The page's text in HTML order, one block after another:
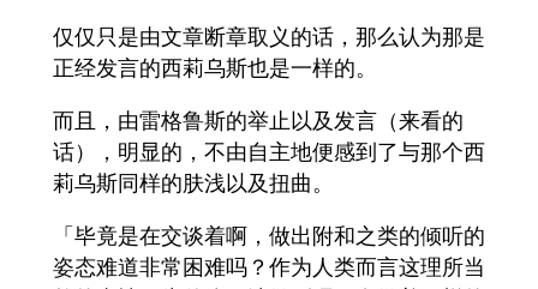
仅仅只是由文章断章取义的话，那么认为那是
正经发言的西莉乌斯也是一样的。
而且，由雷格鲁斯的举止以及发言（来看的
话），明显的，不由自主地便感到了与那个西
莉乌斯同样的肤浅以及扭曲。
「毕竟是在交谈着啊，做出附和之类的倾听的
姿态难道非常困难吗？作为人类而言这理所当